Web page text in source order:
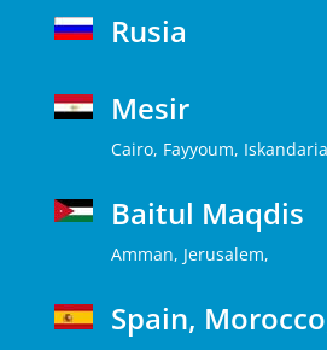
Rusia
Mesir
Cairo, Fayyoum,
Baitul Maqdis
Amman, Jerusalem,
Spain,